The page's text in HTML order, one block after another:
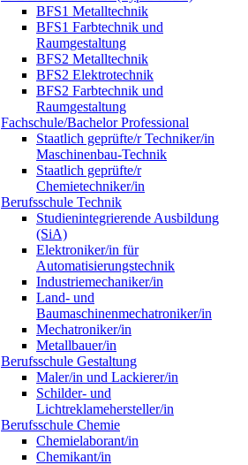
BFS1 Metalltechnik
BFS1 Farbtechnik und
Raumgestaltung
BFS2 Metalltechnik
BFS2 Elektrotechnik
BFS2 Farbtechnik und
Raumgestaltung
Fachschule/Bachelor Professional
Staatlich geprüfte/r Techniker/in
Maschinenbau-Technik
Staatlich geprüfte/r
Chemietechniker/in
Berufsschule Technik
Studienintegrierende Ausbildung
(SiA)
Elektroniker/in für
Automatisierungstechnik
Industriemechaniker/in
Land- und
Baumaschinenmechatroniker/in
Mechatroniker/in
Metallbauer/in
Berufsschule Gestaltung
Maler/in und Lackierer/in
Schilder- und
Lichtreklamehersteller/in
Berufsschule Chemie
Chemielaborant/in
Chemikant/in